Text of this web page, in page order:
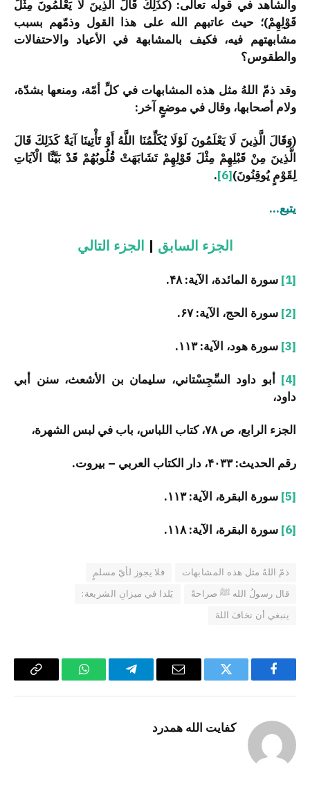
والشاهد في قوله تعالى: (كَذَلِكَ قَالَ الَّذِينَ لَا يَعْلَمُونَ مِثْلَ
قَوْلِهِمْ)؛ حيث عاتبهم الله على هذا القول وذمّهم بسبب
مشابهتهم فيه، فكيف بالمشابهة في الأعياد والاحتفالات
والطقوس؟
وقد ذمّ اللهُ مثل هذه المشابهات في كلِّ أمّة، ومنعها بشدّة،
ولام أصحابها، وقال في موضعٍ آخر:
(وَقَالَ الَّذِينَ لَا يَعْلَمُونَ لَوْلَا يُكَلِّمُنَا اللَّهُ أَوْ تَأْتِينَا آيَةٌ كَذَلِكَ قَالَ
الَّذِينَ مِنْ قَبْلِهِمْ مِثْلَ قَوْلِهِمْ تَشَابَهَتْ قُلُوبُهُمْ قَدْ بَيَّنَّا الْآيَاتِ
لِقَوْمٍ يُوقِنُونَ)[6]
.
يتبع…
الجزء السابق | الجزء التالي
[1] سورة المائدة، الآية: ۴۸.
[2] سورة الحج، الآية: ۶۷.
[3] سورة هود، الآية: ۱۱۳.
[4]
أبو داود السِّجِسْتاني، سليمان بن الأشعث، سنن أبي
داود،
الجزء الرابع، ص ۷۸، كتاب اللباس، باب في لبس الشهرة،
رقم الحديث: ۴۰۳۳، دار الكتاب العربي – بيروت.
[5] سورة البقرة، الآية: ۱۱۳.
[6] سورة البقرة، الآية: ۱۱۸.
ذمّ اللهُ مثل هذه المشابهات
فلا يجوز لأيّ مسلمٍ
قال رسولُ الله ﷺ صراحةً
يَلدا في ميزانِ الشريعة:
ينبغي أن نخافَ اللهَ
فيسبوك تويتر
البريد
تيلقرام واتساب
Copy
كفايت الله همدرد